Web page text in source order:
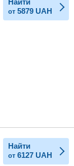
от 5879 UAH
Найти
от 6127 UAH